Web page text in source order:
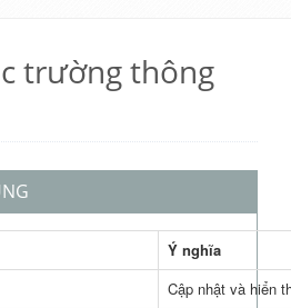
trường thông
Ý nghĩa
Cập nhật và hiển